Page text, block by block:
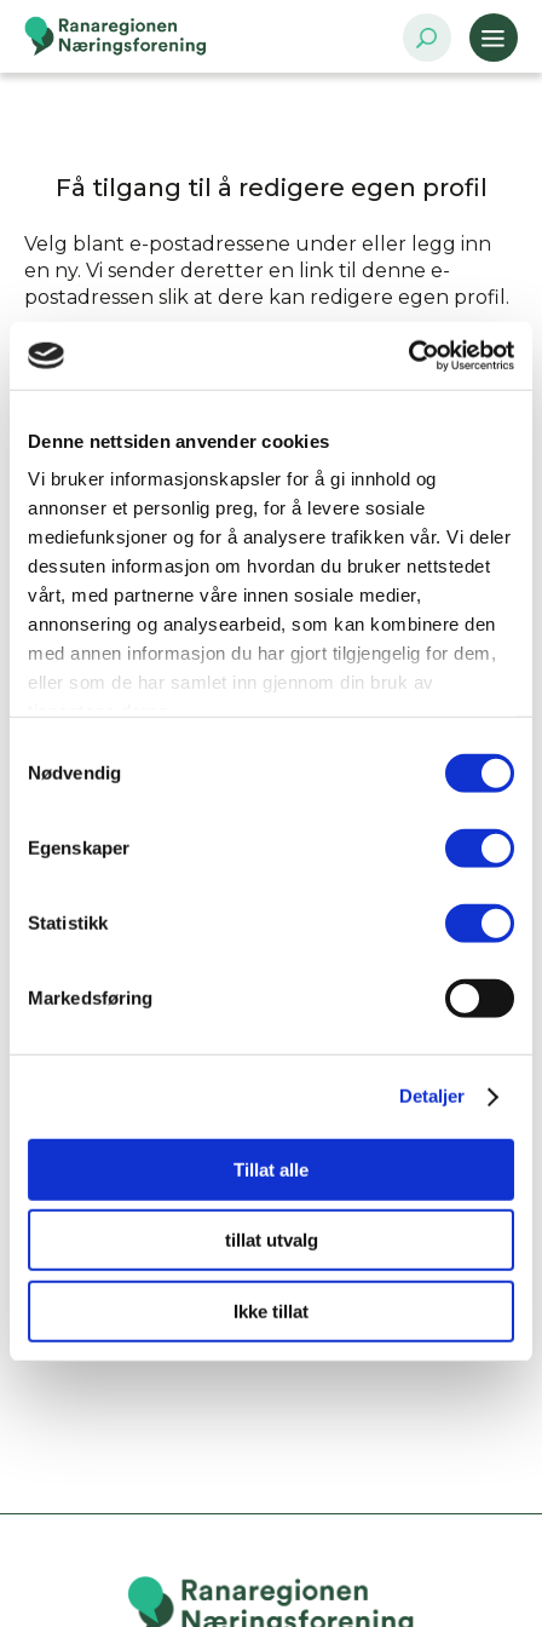
Denne nettsiden anvender cookies
Vi bruker informasjonskapsler for å gi innhold og
annonser et personlig preg, for å levere sosiale
mediefunksjoner og for å analysere trafikken vår. Vi deler
dessuten informasjon om hvordan du bruker nettstedet
vårt, med partnerne våre innen sosiale medier,
annonsering og analysearbeid, som kan kombinere den
med annen informasjon du har gjort tilgjengelig for dem,
eller som de har samlet inn gjennom din bruk av
Nødvendig
Egenskaper
Statistikk
Markedsføring
Detaljer
Tillat alle
tillat utvalg
Ikke tillat
Få tilgang til å redigere egen profil
Velg blant e-postadressene under eller legg inn
en ny. Vi sender deretter en link til denne e-
postadressen slik at dere kan redigere egen profil.
Send tilgang til
Annen - Skriv inn e-postadresse selv
SEND